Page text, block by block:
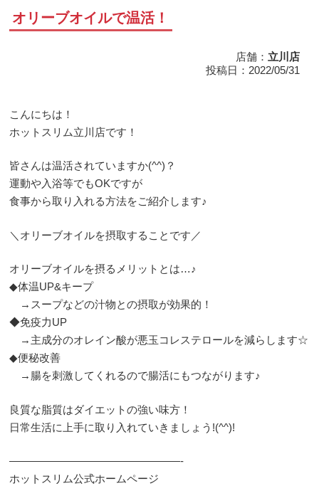
オリーブオイルで温活！
店舗： 立川店
投稿日：2022/05/31
こんにちは！
ホットスリム立川店です！
皆さんは温活されていますか(^^)？
運動や入浴等でもOKですが
食事から取り入れる方法をご紹介します♪
＼オリーブオイルを摂取することです／
オリーブオイルを摂るメリットとは…♪
◆体温UP&キープ
→スープなどの汁物との摂取が効果的！
◆免疫力UP
→主成分のオレイン酸が悪玉コレステロールを減らします☆
◆便秘改善
→腸を刺激してくれるので腸活にもつながります♪
良質な脂質はダイエットの強い味方！
日常生活に上手に取り入れていきましょう!(^^)!
————————————————-
ホットスリム公式ホームページ